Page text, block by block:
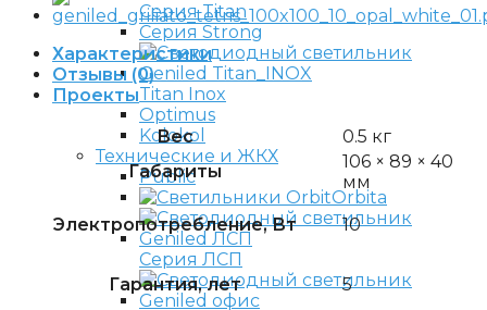
Серия Titan
Серия Strong
Titan Inox
Optimus
Kolokol
Технические и ЖКХ
Public
Orbita
Серия ЛСП
Характеристики
Отзывы (0)
Проекты
Вес
0.5 кг
Габариты
106 × 89 × 40
мм
Электропотребление, Вт 10
Гарантия, лет 5